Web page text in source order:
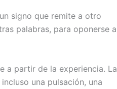
signo que remite a otro
palabras, para oponerse a
a partir de la experiencia. La
una pulsación, una